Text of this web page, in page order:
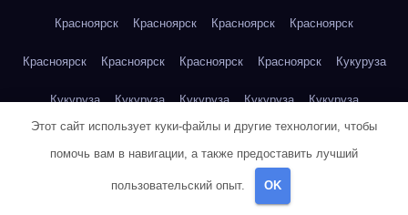
Красноярск Красноярск Красноярск Красноярск
Красноярск Красноярск Красноярск Красноярск Кукуруза
Кукуруза Кукуруза Кукуруза Кукуруза Кукуруза
Этот сайт использует куки-файлы и другие технологии, чтобы
помочь вам в навигации, а также предоставить лучший
пользовательский опыт. OK